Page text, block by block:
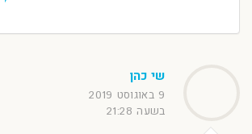
שי כהן
9 באוגוסט 2019
בשעה 21:28